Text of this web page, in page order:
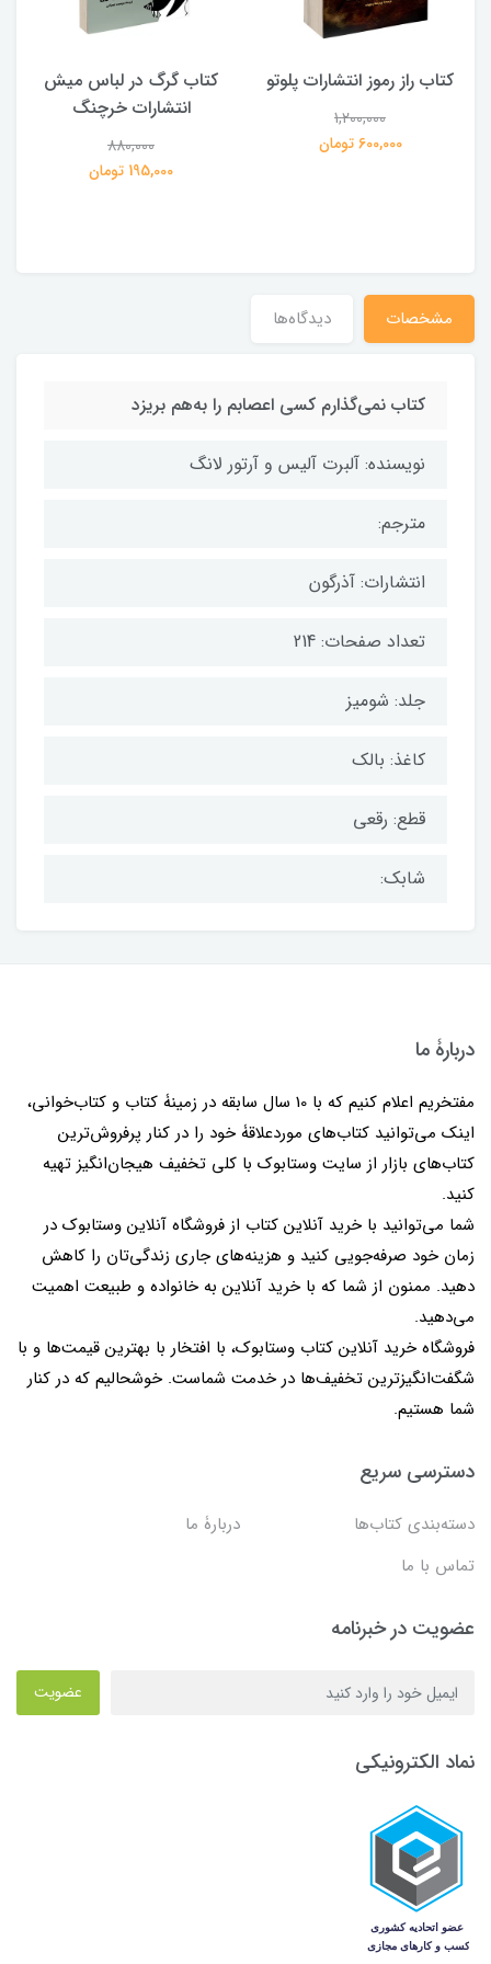
کتاب راز رموز انتشارات پلوتو
1,200,000
600,000 تومان
کتاب گرگ در لباس میش
انتشارات خرچنگ
880,000
195,000 تومان
مشخصات دیدگاه‌ها
کتاب نمی‌گذارم کسی اعصابم را به‌هم بریزد
نویسنده: آلبرت آلیس و آرتور لانگ
مترجم:
انتشارات: آذرگون
تعداد صفحات: 214
جلد: شومیز
کاغذ: بالک
قطع: رقعی
شابک:
دربارۀ ما
مفتخریم اعلام کنیم که با 10 سال سابقه در زمینۀ کتاب و کتاب‌خوانی،
اینک می‌توانید کتاب‌های موردعلاقۀ خود را در کنار پرفروش‌ترین
کتاب‌های بازار از سایت وستابوک با کلی تخفیف هیجان‌انگیز تهیه
کنید.
شما می‌توانید با خرید آنلاین کتاب از فروشگاه آنلاین وستابوک در
زمان خود صرفه‌جویی کنید و هزینه‌های جاری زندگی‌تان را کاهش
دهید. ممنون از شما که با خرید آنلاین به خانواده و طبیعت اهمیت
می‌دهید.
فروشگاه خرید آنلاین کتاب وستابوک، با افتخار با بهترین قیمت‌ها و با
شگفت‌انگیزترین تخفیف‌ها در خدمت شماست. خوشحالیم که در کنار
شما هستیم.
دسترسی سریع
دسته‌بندی کتاب‌ها
دربارۀ ما
تماس با ما
عضویت در خبرنامه
عضویت
نماد الکترونیکی